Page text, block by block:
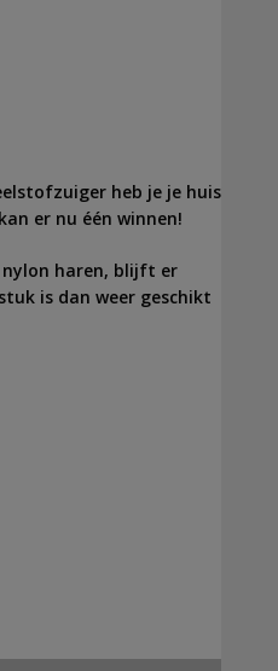
heb je je huis
er nu één winnen!
haren, blijft er
is dan weer geschikt